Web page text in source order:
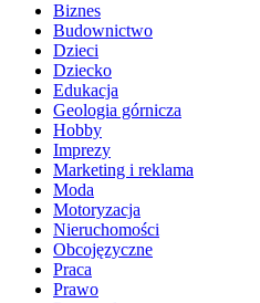
Biznes
Budownictwo
Dzieci
Dziecko
Edukacja
Geologia górnicza
Hobby
Imprezy
Marketing i reklama
Moda
Motoryzacja
Nieruchomości
Obcojęzyczne
Praca
Prawo